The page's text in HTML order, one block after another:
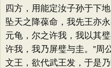
四方，用能定汝子孙于下
坠天之降葆命，我先王亦
元龟，尔之许我，我以其
许我，我乃屏璧与圭。”周
文王，欲代武王发，于是